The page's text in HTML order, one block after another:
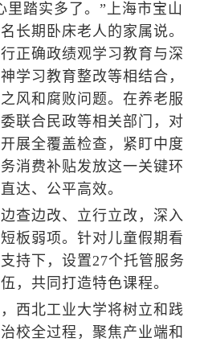
踏实多了。”上海市宝山
长期卧床老人的家属说。
正确政绩观学习教育与深
学习教育整改等相结合，
风和腐败问题。在养老服
联合民政等相关部门，对
展全覆盖检查，紧盯中度
消费补贴发放这一关键环
达、公平高效。
边改、立行立改，深入
板弱项。针对儿童假期看
持下，设置27个托管服务
，共同打造特色课程。
北工业大学将树立和践
校全过程，聚焦产业端和